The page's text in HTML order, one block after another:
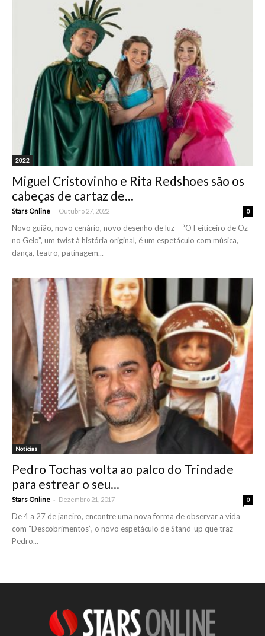
2022
Miguel Cristovinho e Rita Redshoes são os
cabeças de cartaz de...
Stars Online - Outubro 27, 2022 0
Novo guião, novo cenário, novo desenho de luz – “O Feiticeiro de Oz
no Gelo”, um twist à história original, é um espetáculo com música,
dança, teatro, patinagem...
Noticias
Pedro Tochas volta ao palco do Trindade
para estrear o seu...
Stars Online - Dezembro 21, 2017 0
De 4 a 27 de janeiro, encontre uma nova forma de observar a vida
com “Descobrimentos”, o novo espetáculo de Stand-up que traz
Pedro...